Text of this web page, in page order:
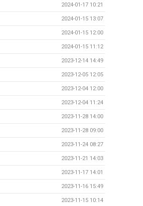
2024-01-17 10:21
2024-01-15 13:07
2024-01-15 12:00
2024-01-15 11:12
2023-12-14 14:49
2023-12-05 12:05
2023-12-04 12:00
2023-12-04 11:24
2023-11-28 14:00
2023-11-28 09:00
2023-11-24 08:27
2023-11-21 14:03
2023-11-17 14:01
2023-11-16 15:49
2023-11-15 10:14